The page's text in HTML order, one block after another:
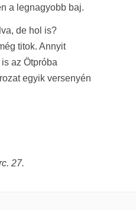
a legnagyobb baj.
de hol is?
titok. Annyit
az Ötpróba
egyik versenyén
27.